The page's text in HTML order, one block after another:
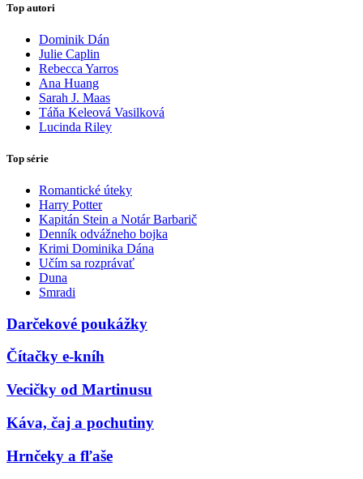
Top autori
Dominik Dán
Julie Caplin
Rebecca Yarros
Ana Huang
Sarah J. Maas
Táňa Keleová Vasilková
Lucinda Riley
Top série
Romantické úteky
Harry Potter
Kapitán Stein a Notár Barbarič
Denník odvážneho bojka
Krimi Dominika Dána
Učím sa rozprávať
Duna
Smradi
Darčekové poukážky
Čítačky e-kníh
Vecičky od Martinusu
Káva, čaj a pochutiny
Hrnčeky a fľaše